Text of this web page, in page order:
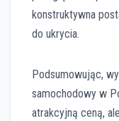
konstruktywna
do ukrycia.
Podsumowując,
samochodowy w
atrakcyjną ceną,